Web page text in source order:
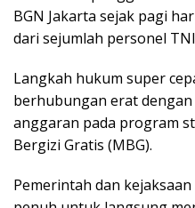
BGN Jakarta sejak pagi
dari sejumlah personel
​Langkah hukum super
berhubungan erat
anggaran pada program
Bergizi Gratis (MBG).
Pemerintah dan